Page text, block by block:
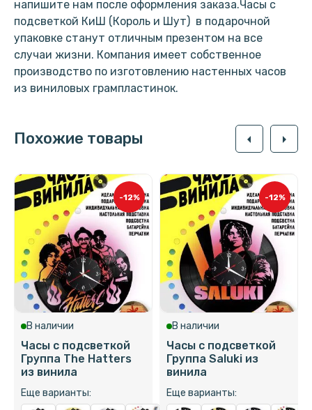
напишите нам после оформления заказа.Часы с
подсветкой КиШ (Король и Шут) в подарочной
упаковке станут отличным презентом на все
случаи жизни. Компания имеет собственное
производство по изготовлению настенных часов
из виниловых грампластинок.
Похожие товары arrow_left arrow_right
-12%
В наличии
Часы с подсветкой
Группа The Hatters
из винила
Еще варианты:
-12%
В наличии
Часы с подсветкой
Группа Saluki из
винила
Еще варианты: